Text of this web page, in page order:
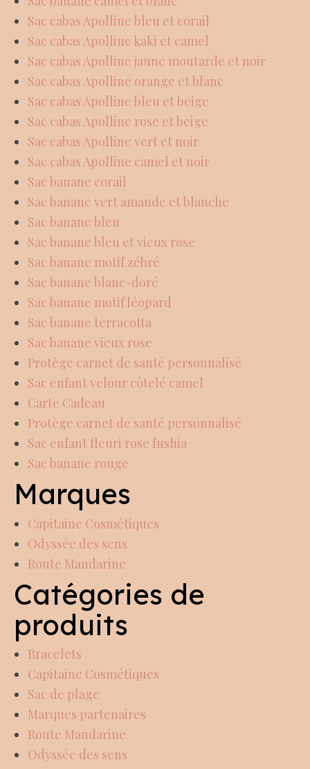
Sac cabas Apolline bleu et corail
Sac cabas Apolline kaki et camel
Sac cabas Apolline jaune moutarde et noir
Sac cabas Apolline orange et blanc
Sac cabas Apolline bleu et beige
Sac cabas Apolline rose et beige
Sac cabas Apolline vert et noir
Sac cabas Apolline camel et noir
Sac banane corail
Sac banane vert amande et blanche
Sac banane bleu
Sac banane bleu et vieux rose
Sac banane motif zébré
Sac banane blanc-doré
Sac banane motif léopard
Sac banane terracotta
Sac banane vieux rose
Protège carnet de santé personnalisé
Sac enfant velour côtelé camel
Carte Cadeau
Protège carnet de santé personnalisé
Sac enfant fleuri rose fushia
Sac banane rouge
Marques
Capitaine Cosmétiques
Odyssée des sens
Route Mandarine
Catégories de
produits
Bracelets
Capitaine Cosmétiques
Sac de plage
Marques partenaires
Route Mandarine
Odyssée des sens